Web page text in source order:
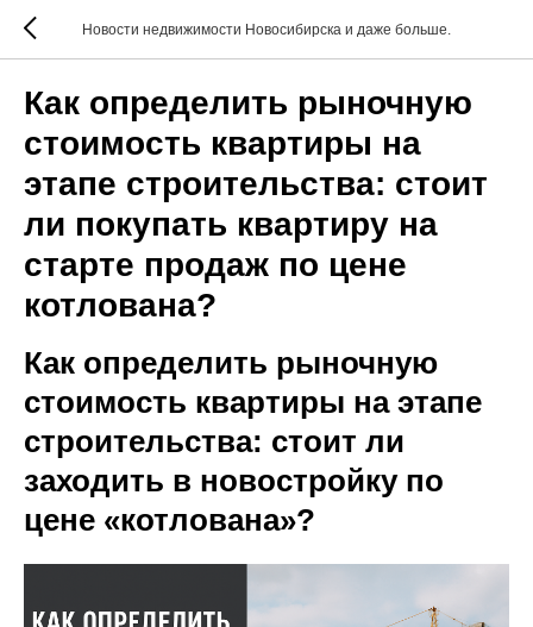
Новости недвижимости Новосибирска и даже больше.
Как определить рыночную
стоимость квартиры на
этапе строительства: стоит
ли покупать квартиру на
старте продаж по цене
котлована?
Как определить рыночную
стоимость квартиры на этапе
строительства: стоит ли
заходить в новостройку по
цене «котлована»?